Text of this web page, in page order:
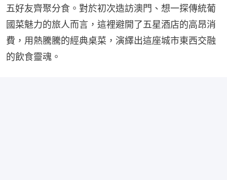
五好友齊聚分食。對於初次造訪澳門、想一探傳統葡
國菜魅力的旅人而言，這裡避開了五星酒店的高昂消
費，用熱騰騰的經典桌菜，演繹出這座城市東西交融
的飲食靈魂。